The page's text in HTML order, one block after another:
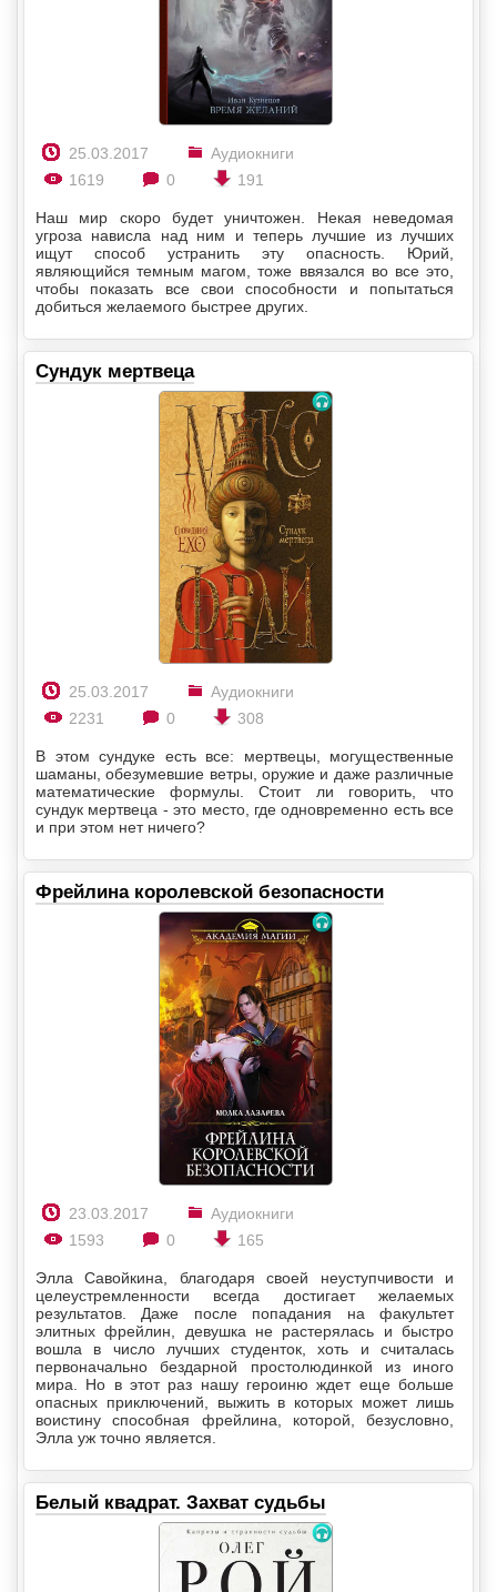
25.03.2017
Аудиокниги
1619
0 191
Наш мир скоро будет уничтожен. Некая неведомая
угроза нависла над ним и теперь лучшие из лучших
ищут способ устранить эту опасность. Юрий,
являющийся темным магом, тоже ввязался во все это,
чтобы показать все свои способности и попытаться
добиться желаемого быстрее других.
Сундук мертвеца
25.03.2017
Аудиокниги
2231
0 308
В этом сундуке есть все: мертвецы, могущественные
шаманы, обезумевшие ветры, оружие и даже различные
математические формулы. Стоит ли говорить, что
сундук мертвеца - это место, где одновременно есть все
и при этом нет ничего?
Фрейлина королевской безопасности
23.03.2017
Аудиокниги
1593
0 165
Элла Савойкина, благодаря своей неуступчивости и
целеустремленности всегда достигает желаемых
результатов. Даже после попадания на факультет
элитных фрейлин, девушка не растерялась и быстро
вошла в число лучших студенток, хоть и считалась
первоначально бездарной простолюдинкой из иного
мира. Но в этот раз нашу героиню ждет еще больше
опасных приключений, выжить в которых может лишь
воистину способная фрейлина, которой, безусловно,
Элла уж точно является.
Белый квадрат. Захват судьбы